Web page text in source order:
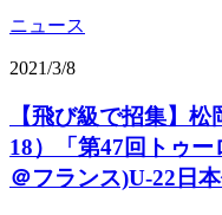
ニュース
2021/3/8
【飛び級で招集】
18）「第47回トゥー
＠フランス)U-22日